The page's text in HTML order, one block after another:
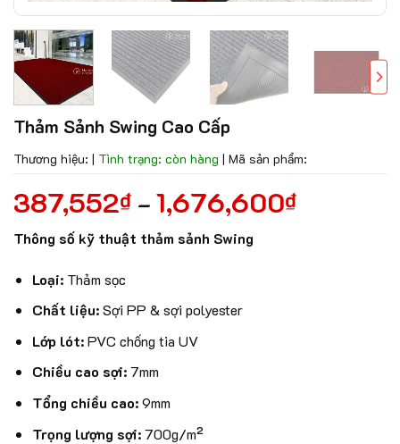
Thảm Sảnh Swing Cao Cấp
Thương hiệu: | Tình trạng: còn hàng | Mã sản phẩm:
387,552₫ – 1,676,600₫
Thông số kỹ thuật thảm sảnh Swing
Loại:Thảm sọc
Chất liệu:Sợi PP & sợi polyester
Lớp lót:PVC chống tia UV
Chiều cao sợi:7mm
Tổng chiều cao:9mm
Trọng lượng sợi:700g/m²